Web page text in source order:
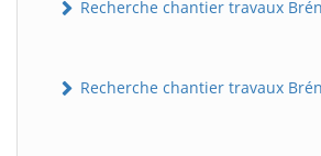
Recherche chantier travaux
Recherche chantier travaux